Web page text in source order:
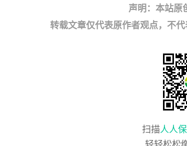
声明：本站原
转载文章仅代表原作者观点，不
扫描人人